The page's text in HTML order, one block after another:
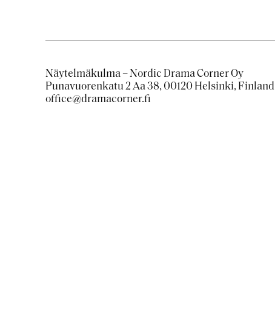
Näytelmäkulma – Nordic Drama Corner Oy
Punavuorenkatu 2 Aa 38, 00120 Helsinki, Finland
office@dramacorner.fi